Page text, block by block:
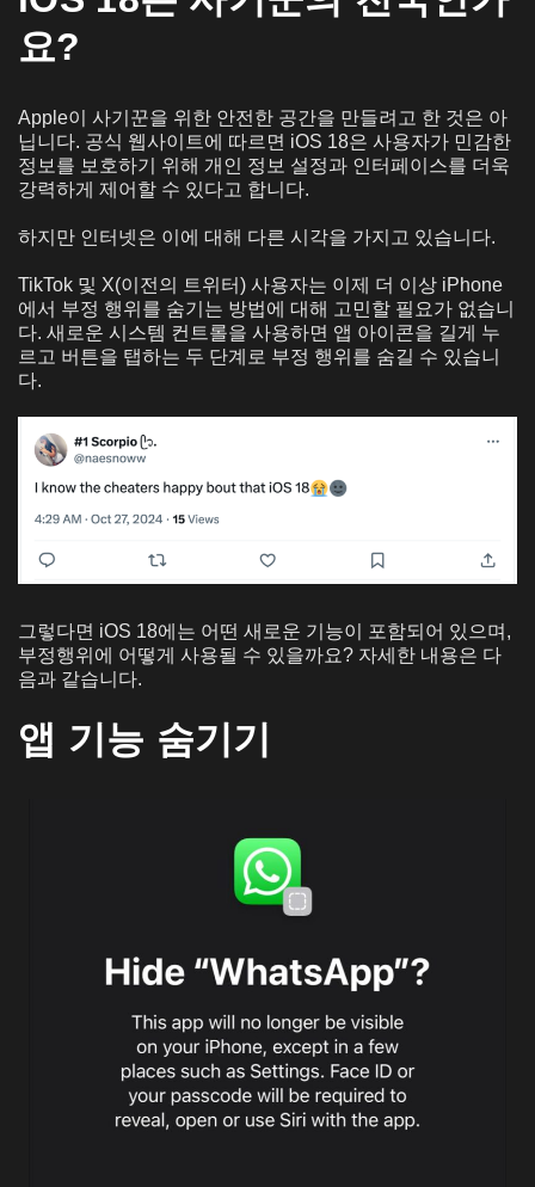
요?
Apple이 사기꾼을 위한 안전한 공간을 만들려고 한 것은 아
닙니다. 공식 웹사이트에 따르면 iOS 18은 사용자가 민감한
정보를 보호하기 위해 개인 정보 설정과 인터페이스를 더욱
강력하게 제어할 수 있다고 합니다.
하지만 인터넷은 이에 대해 다른 시각을 가지고 있습니다.
TikTok 및 X(이전의 트위터) 사용자는 이제 더 이상 iPhone
에서 부정 행위를 숨기는 방법에 대해 고민할 필요가 없습니
다. 새로운 시스템 컨트롤을 사용하면 앱 아이콘을 길게 누
르고 버튼을 탭하는 두 단계로 부정 행위를 숨길 수 있습니
다.
그렇다면 iOS 18에는 어떤 새로운 기능이 포함되어 있으며,
부정행위에 어떻게 사용될 수 있을까요? 자세한 내용은 다
음과 같습니다.
앱 기능 숨기기